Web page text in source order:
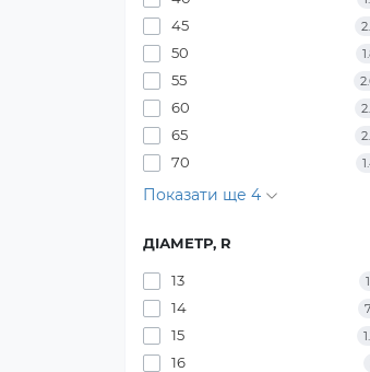
45
50
55
60
65
70
Показати ще 4
ДІАМЕТР, R
13
14
15
16